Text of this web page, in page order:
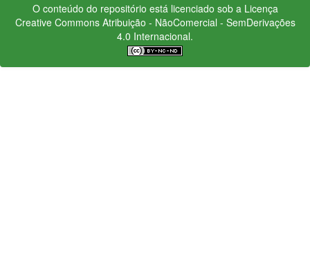
O conteúdo do repositório está licenciado sob a Licença
Creative CommonsAtribuição - NãoComercial - SemDerivações
4.0 Internacional.